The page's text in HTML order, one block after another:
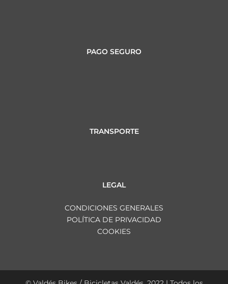
PAGO SEGURO
TRANSPORTE
LEGAL
CONDICIONES GENERALES
POLÍTICA DE PRIVACIDAD
COOKIES